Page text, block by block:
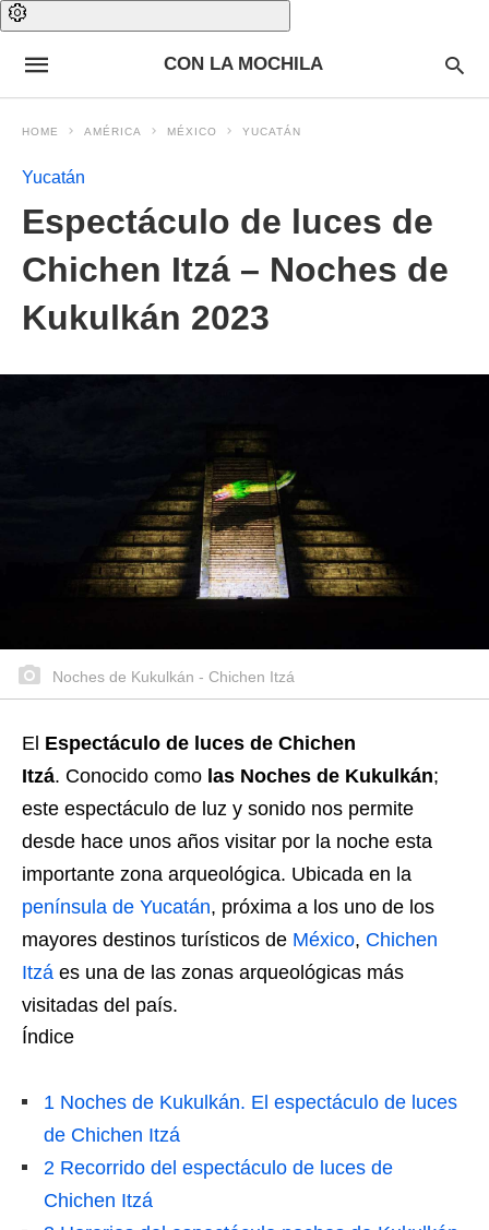
CON LA MOCHILA
HOME AMÉRICA MÉXICO YUCATÁN
Yucatán
Espectáculo de luces de
Chichen Itzá – Noches de
Kukulkán 2023
Noches de Kukulkán - Chichen Itzá
El Espectáculo de luces de Chichen
Itzá. Conocido como las Noches de Kukulkán;
este espectáculo de luz y sonido nos permite
desde hace unos años visitar por la noche esta
importante zona arqueológica. Ubicada en la
península de Yucatán, próxima a los uno de los
mayores destinos turísticos de México, Chichen
Itzá es una de las zonas arqueológicas más
visitadas del país.
Índice
1 Noches de Kukulkán. El espectáculo de luces
de Chichen Itzá
2 Recorrido del espectáculo de luces de
Chichen Itzá